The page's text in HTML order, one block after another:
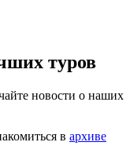
туров
новости о наших
в архиве